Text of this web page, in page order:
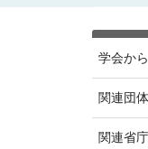
学会か
関連団
関連省